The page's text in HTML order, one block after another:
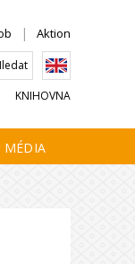
Aktion
KNIHOVNA
MÉDIA